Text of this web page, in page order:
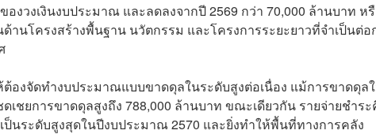
งวงเงินงบประมาณ และลดลงจากปี 2569 กว่า 70,000 ล้านบาท ห
านโครงสร้างพื้นฐาน นวัตกรรม และโครงการระยะยาวที่จำเป็นต่อ
องจัดทำงบประมาณแบบขาดดุลในระดับสูงต่อเนื่อง แม้การขาดดุล
เชยการขาดดุลสูงถึง 788,000 ล้านบาท ขณะเดียวกัน รายจ่ายชำร
ป็นระดับสูงสุดในปีงบประมาณ 2570 และยิ่งทำให้พื้นที่ทางการคลัง